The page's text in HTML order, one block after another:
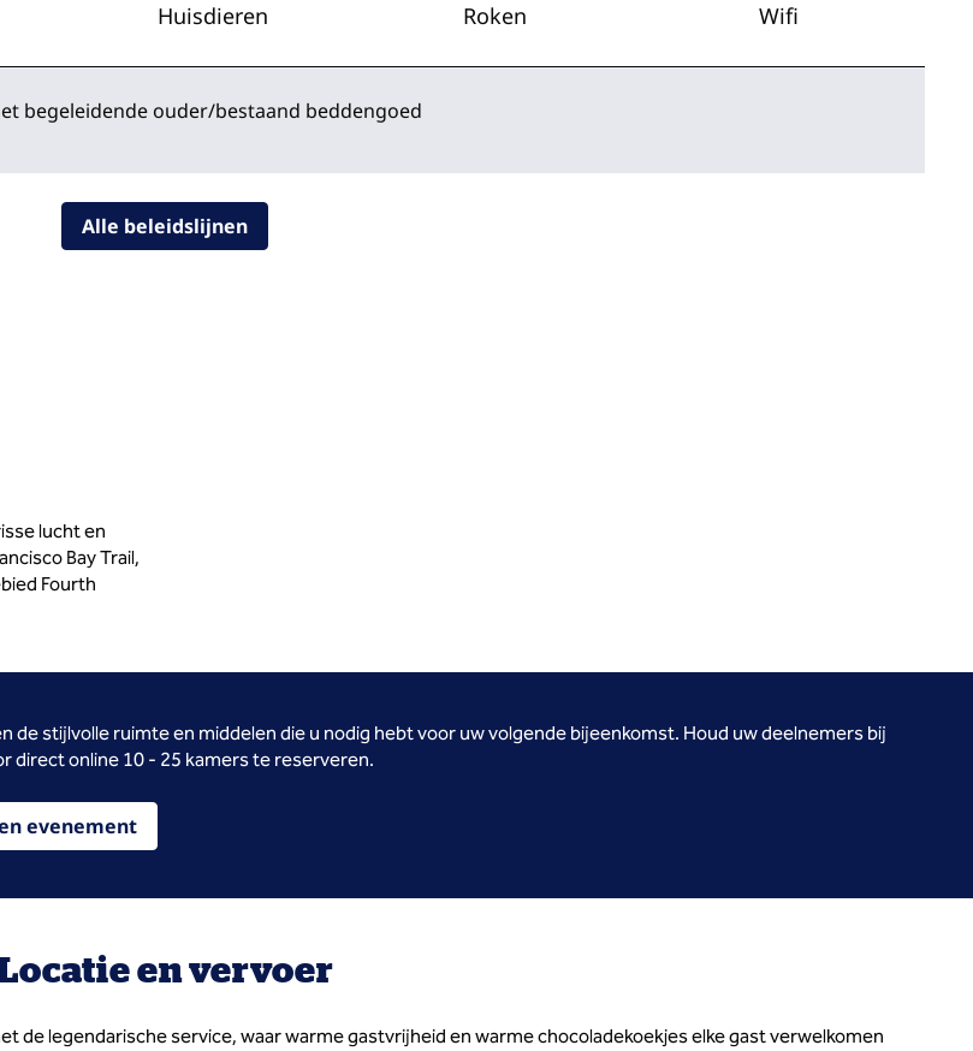
Huisdieren Roken Wifi
begeleidende ouder/bestaand beddengoed
Alle beleidslijnen
lucht en
Bay Trail,
Fourth
de stijlvolle ruimte en middelen die u nodig hebt voor uw volgende bijeenkomst. Houd uw deelnemers bij
direct online 10 - 25 kamers te reserveren.
evenement
en vervoer
legendarische service, waar warme gastvrijheid en warme chocoladekoekjes elke gast verwelkomen